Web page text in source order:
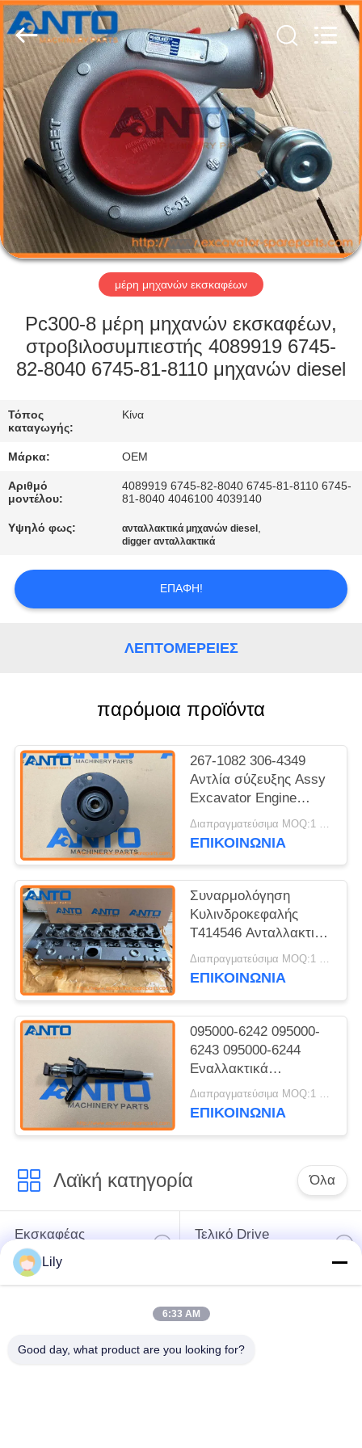
ΣΠΊΤΙ
ΠΡΟΪΌΝΤΑ
ΠΕΡΊΠΟΥ
ΕΜΕΊΣ
ΓΎΡΟΣ
ΕΡΓΟΣΤΑΣΊΩΝ
ΠΟΙΟΤΙΚΌΣ
ΈΛΕΓΧΟΣ
ΜΠΛΟΓΚ
SITEMAP
ΠΟΛΙΤΙΚΉ
ΑΠΟΡΡΉΤΟΥ
Anto
Machinery
Parts
Co.,Ltd..
All
Rights
Reserved.
μέρη μηχανών εκσκαφέων
Pc300-8 μέρη μηχανών εκσκαφέων,
στροβιλοσυμπιεστής 4089919 6745-
82-8040 6745-81-8110 μηχανών diesel
Τόπος
καταγωγής:
Κίνα
Μάρκα: OEM
Αριθμό
μοντέλου:
4089919 6745-82-8040 6745-81-8110 6745-
81-8040 4046100 4039140
Υψηλό φως: ανταλλακτικά μηχανών diesel ,
digger ανταλλακτικά
ΕΠΑΦΉ!
ΛΕΠΤΟΜΈΡΕΙΕΣ
παρόμοια προϊόντα
267-1082 306-4349
Αντλία σύζευξης Assy
Excavator Engine
Parts For S3Q2 303.5C
CR 304D CR
Διαπραγματεύσιμα MOQ:1 ΤΕΜ
ΕΠΙΚΟΙΝΩΝΙΑ
Συναρμολόγηση
Κυλινδροκεφαλής
T414546 Ανταλλακτικά
Εκσκαφέα Κατάλληλα
για C7.1 320D2 323D3
Διαπραγματεύσιμα MOQ:1 τεμ
ΕΠΙΚΟΙΝΩΝΙΑ
095000-6242 095000-
6243 095000-6244
Εναλλακτικά
εξαρτήματα εξορυκτώνΔιαπραγματεύσιμα MOQ:1 τεμ
ΕΠΙΚΟΙΝΩΝΙΑ
Λαϊκή κατηγορία Όλα
Εκσκαφέας
ανταλλακτικών
Τελικό Drive
μέρη μηχανών
Lily
6:33 AM
Good day, what product are you looking for?